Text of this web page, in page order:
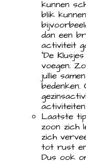
kunnen
blik
dan een
activiteit
“De
voegen.
jullie
bedenken.
activiteiten
Laatste
zoon zich
zich
tot rust
Dus ook